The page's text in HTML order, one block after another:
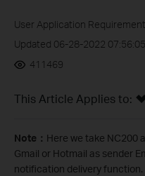
User Application Requirement
Updated 06-28-2022
411469
This Article Applies to:
Note ： Here we take NC200
Gmail or Hotmail as sender
notification delivery function.